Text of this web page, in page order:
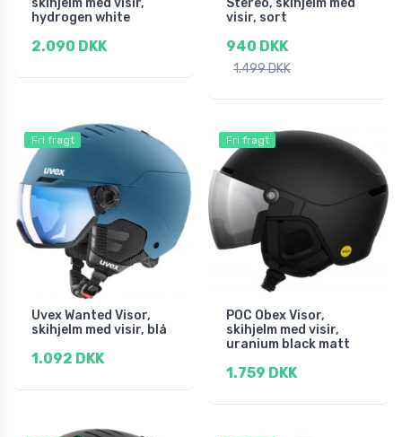
skihjelm med visir,
hydrogen white
2.090 DKK
Stereo, skihjelm med
visir, sort
940 DKK
1.499 DKK
Fri fragt
Uvex Wanted Visor,
skihjelm med visir, blå
1.092 DKK
Fri fragt
POC Obex Visor,
skihjelm med visir,
uranium black matt
1.759 DKK